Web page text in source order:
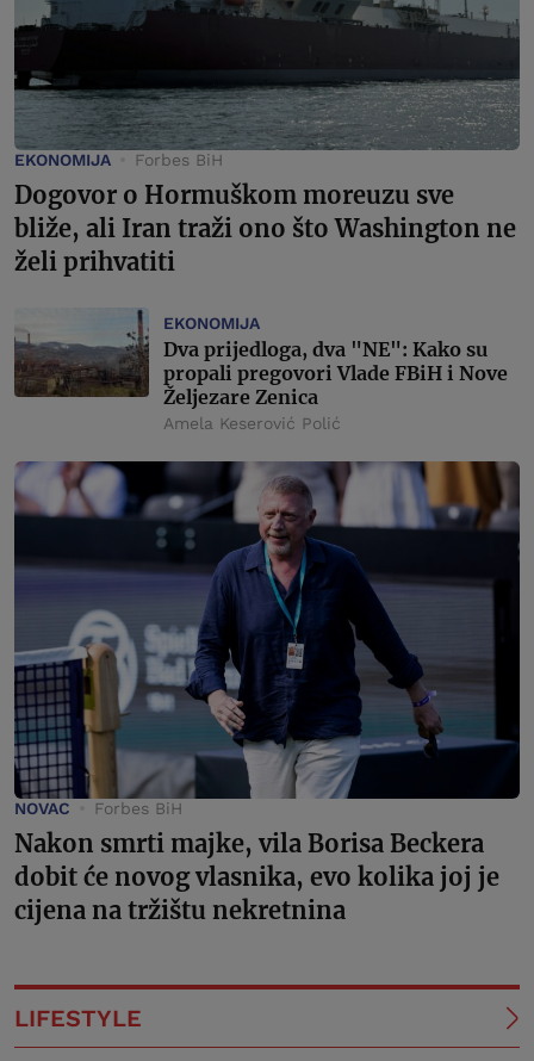
EKONOMIJA Forbes BiH
Dogovor o Hormuškom moreuzu sve
bliže, ali Iran traži ono što Washington ne
želi prihvatiti
EKONOMIJA
Dva prijedloga, dva "NE": Kako su
propali pregovori Vlade FBiH i Nove
Željezare Zenica
Amela Keserović Polić
NOVAC Forbes BiH
Nakon smrti majke, vila Borisa Beckera
dobit će novog vlasnika, evo kolika joj je
cijena na tržištu nekretnina
LIFESTYLE